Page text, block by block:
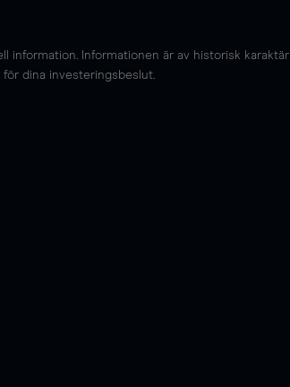
information. Informationen är av historisk karaktär
dina investeringsbeslut.